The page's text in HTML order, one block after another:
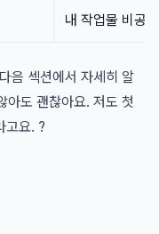
내 작업물 비공개
음 섹션에서 자세히 알
아도 괜찮아요. 저도 첫
고요. ?